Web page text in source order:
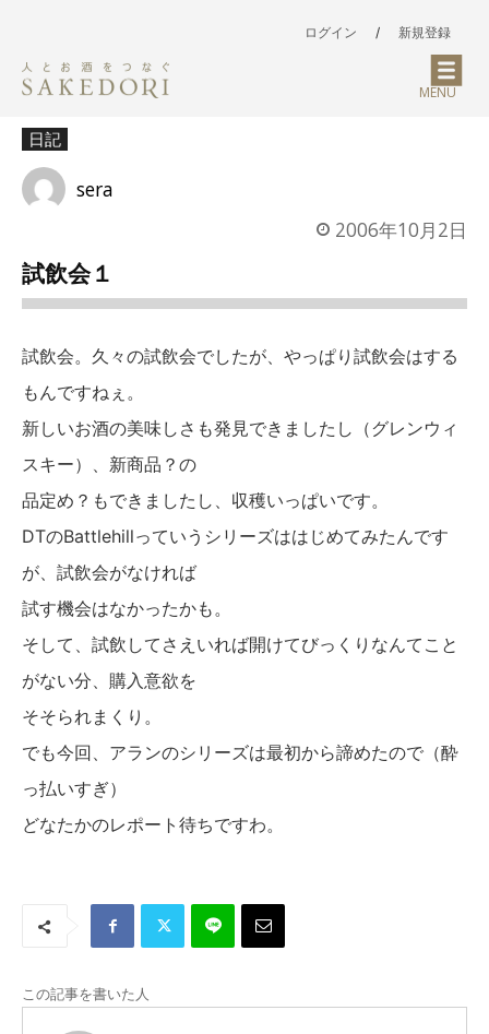
ログイン / 新規登録
MENU
日記
sera
2006年10月2日
試飲会１
試飲会。久々の試飲会でしたが、やっぱり試飲会はする
もんですねぇ。
新しいお酒の美味しさも発見できましたし（グレンウィ
スキー）、新商品？の
品定め？もできましたし、収穫いっぱいです。
DTのBattlehillっていうシリーズははじめてみたんです
が、試飲会がなければ
試す機会はなかったかも。
そして、試飲してさえいれば開けてびっくりなんてこと
がない分、購入意欲を
そそられまくり。
でも今回、アランのシリーズは最初から諦めたので（酔
っ払いすぎ）
どなたかのレポート待ちですわ。
この記事を書いた人